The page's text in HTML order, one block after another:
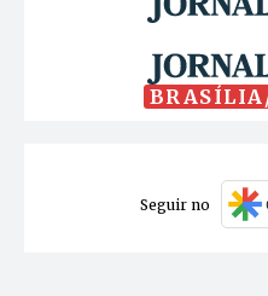
Seguir no